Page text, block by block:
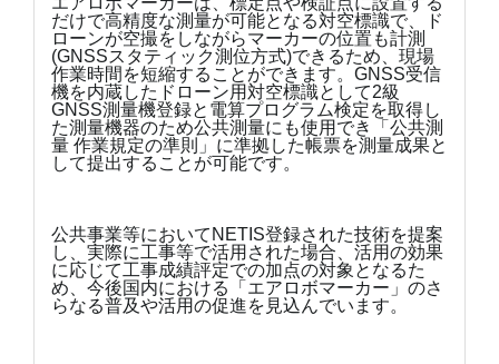
だけで高精度な測量が可能となる対空標識で、ド
ローンが空撮をしながらマーカーの位置も計測
(GNSSスタティック測位方式)できるため、現場
作業時間を短縮することができます。GNSS受信
機を内蔵したドローン用対空標識として2級
GNSS測量機登録と電算プログラム検定を取得し
た測量機器のため公共測量にも使用でき「公共測
量 作業規定の準則」に準拠した帳票を測量成果と
して提出することが可能です。
公共事業等においてNETIS登録された技術を提案
し、実際に工事等で活用された場合、活用の効果
に応じて工事成績評定での加点の対象となるた
め、今後国内における「エアロボマーカー」のさ
らなる普及や活用の促進を見込んでいます。